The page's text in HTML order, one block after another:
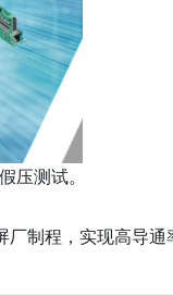
测试。
制程，实现高导通